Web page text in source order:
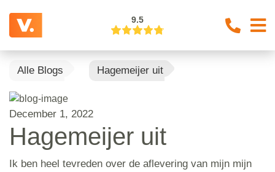
9.5
Alle Blogs Hagemeijer uit
December 1, 2022
Hagemeijer uit
Ik ben heel tevreden over de aflevering van mijn mijn